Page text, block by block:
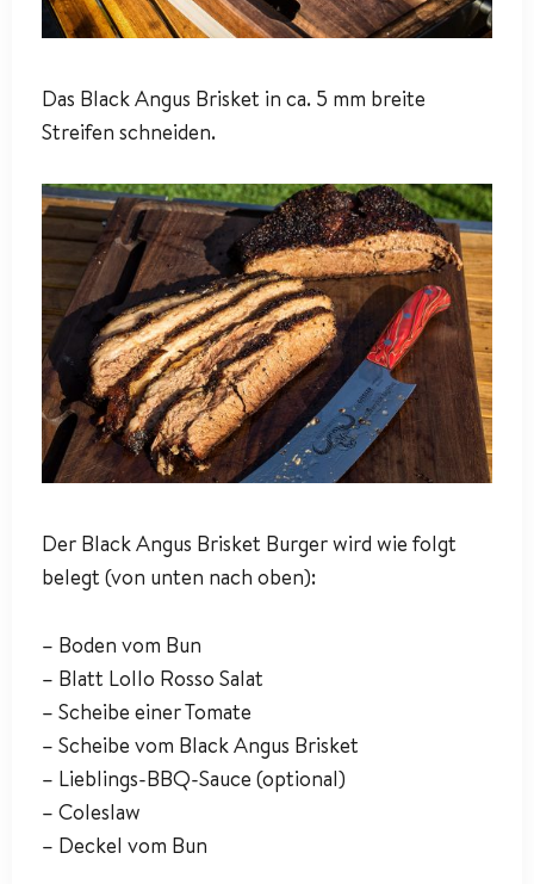
Das Black Angus Brisket in ca. 5 mm breite
Streifen schneiden.
Der Black Angus Brisket Burger wird wie folgt
belegt (von unten nach oben):
– Boden vom Bun
– Blatt Lollo Rosso Salat
– Scheibe einer Tomate
– Scheibe vom Black Angus Brisket
– Lieblings-BBQ-Sauce (optional)
– Coleslaw
– Deckel vom Bun